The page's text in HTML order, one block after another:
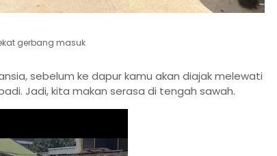
gerbang masuk
sebelum ke dapur kamu akan diajak melewati
Jadi, kita makan serasa di tengah sawah.